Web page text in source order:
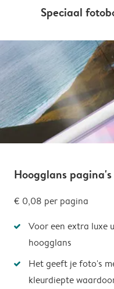
Speciaal
Hoogglans pagina's
€ 0,08 per pagina
Voor een extra luxe
hoogglans
Het geeft je foto's
kleurdiepte